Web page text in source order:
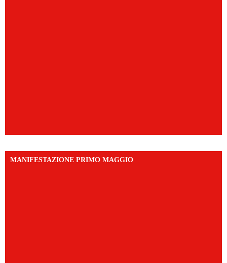
MANIFESTAZIONE PRIMO MAGGIO